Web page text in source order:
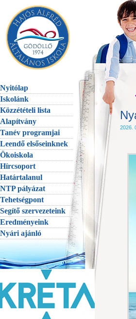
Nyitólap
Iskolánk
Közzétételi lista
Alapítvány
Tanév programjai
Leendő elsőseinknek
Ökoiskola
Hírcsoport
Határtalanul
NTP pályázat
Tehetségpont
Segítő szervezeteink
Eredményeink
Nyári ajánló
2026.